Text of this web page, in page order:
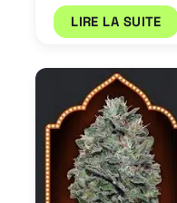
LIRE LA SUITE